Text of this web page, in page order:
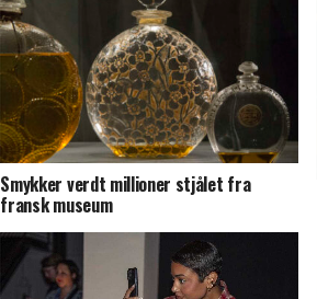
Smykker verdt millioner stjålet fra
fransk museum